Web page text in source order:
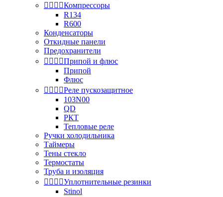
   Компрессоры
R134
R600
Конденсаторы
Откидные панели
Предохранители
   Припой и флюс
Припой
Флюс
   Реле пускозащитное
103N00
QD
РКТ
Тепловые реле
Ручки холодильника
Таймеры
Тены стекло
Термостаты
Труба и изоляция
   Уплотнительные резинки
Stinol